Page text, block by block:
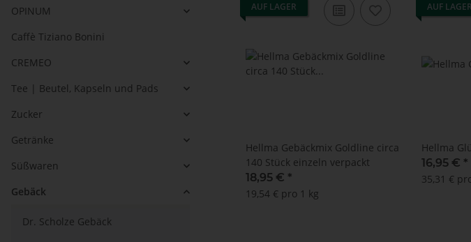
AUF LAGER
Hellma Gebäckmix Goldline circa
140 Stück einzeln verpackt
18,95 € *
19,54 € pro 1 kg
AUF LAGER
Hellma
16,95 € *
35,31 €
OPINUM
Caffè Tiziano Bonini
CREMEO
Tee | Beutel, Kapseln und Pads
Zucker
Getränke
Süßwaren
Gebäck
Dr. Scholze Gebäck